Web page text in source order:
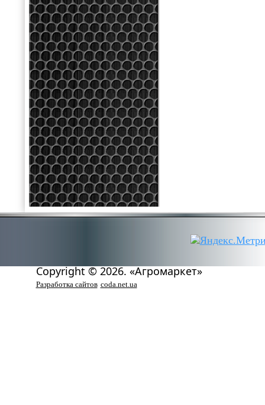
Copyright © 2026. «Агромаркет»
Разработка сайтов coda.net.ua